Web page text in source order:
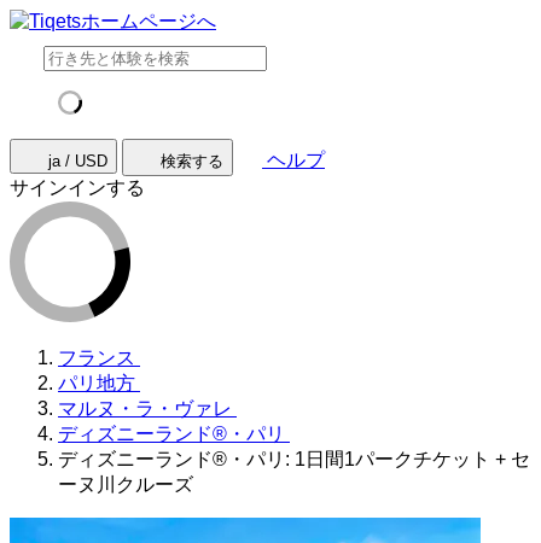
ja / USD 検索する
ヘルプ
サインインする
フランス
パリ地方
マルヌ・ラ・ヴァレ
ディズニーランド®・パリ
ディズニーランド®・パリ: 1日間1パークチケット + セ
ーヌ川クルーズ